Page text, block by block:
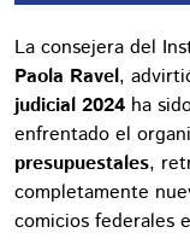
La consejera del
Paola Ravel,
judicial 2024 ha
enfrentado el
presupuestales,
completamente
comicios federales